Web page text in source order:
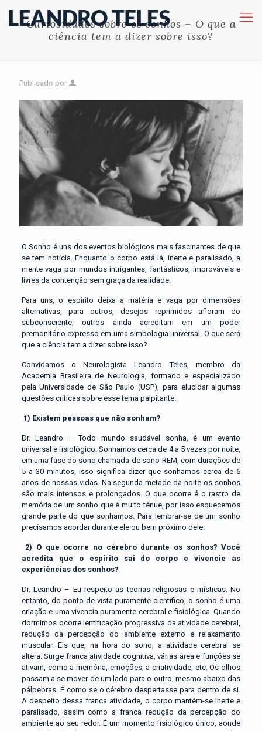
Curiosidades sobre os sonhos – O que a
ciência tem a dizer sobre isso?
Publicado por
O Sonho é uns dos eventos biológicos mais fascinantes de que
se tem notícia. Enquanto o corpo está lá, inerte e paralisado, a
mente vaga por mundos intrigantes, fantásticos, improváveis e
livres da contenção sem graça da realidade.
Para uns, o espírito deixa a matéria e vaga por dimensões
alternativas, para outros, desejos reprimidos afloram do
subconsciente, outros ainda acreditam em um poder
premonitório expresso em uma simbologia universal. O que será
que a ciência tem a dizer sobre isso?
Convidamos o Neurologista Leandro Teles, membro da
Academia Brasileira de Neurologia, formado e especializado
pela Universidade de São Paulo (USP), para elucidar algumas
questões críticas sobre esse tema palpitante.
1) Existem pessoas que não sonham?
Dr. Leandro – Todo mundo saudável sonha, é um evento
universal e fisiológico. Sonhamos cerca de 4 a 5 vezes por noite,
em uma fase do sono chamada de sono-REM, com durações de
5 a 30 minutos, isso significa dizer que sonhamos cerca de 6
anos de nossas vidas. Na segunda metade da noite os sonhos
são mais intensos e prolongados. O que ocorre é o rastro de
memória de um sonho que é muito tênue, por isso esquecemos
grande parte do que sonhamos. Para lembrar-se de um sonho
precisamos acordar durante ele ou bem próximo dele.
2) O que ocorre no cérebro durante os sonhos? Você
acredita que o espírito sai do corpo e vivencie as
experiências dos sonhos?
Dr. Leandro – Eu respeito as teorias religiosas e místicas. No
entanto, do ponto de vista puramente científico, o sonho é uma
criação e uma vivencia puramente cerebral e fisiológica. Quando
dormimos ocorre lentificação progressiva da atividade cerebral,
redução da percepção do ambiente externo e relaxamento
muscular. Eis que, na hora do sono, a atividade cerebral se
altera. Surge franca atividade cognitiva, várias área e funções se
ativam, como a memória, emoções, a criatividade, etc. Os olhos
passam a se mover de um lado para o outro, mesmo abaixo das
pálpebras. É como se o cérebro despertasse para dentro de si.
A despeito dessa franca atividade, o corpo mantém-se inerte e
paralisado, assim como a franca redução da percepção do
ambiente ao seu redor. É um momento fisiológico único, aonde